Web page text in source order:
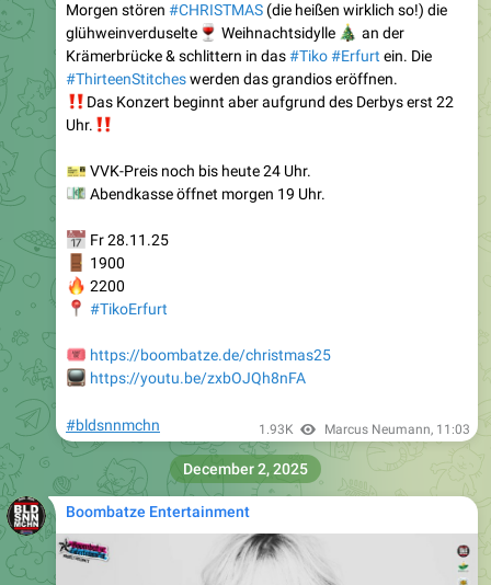
Morgen stören #CHRISTMAS (die heißen wirklich so!) die
glühweinverduselte
🍷Weihnachtsidylle
🎄an der
Krämerbrücke & schlittern in das#Tiko#Erfurt ein. Die
#ThirteenStitcheswerden das grandios eröffnen.
Das Konzert beginnt aber aufgrund des Derbys erst 22
Uhr.
VVK-Preis noch bis heute 24 Uhr.
Abendkasse öffnet morgen 19 Uhr.
Fr 28.11.25
1900
2200
#TikoErfurt
https://boombatze.de/christmas25
https://youtu.be/zxbOJQh8nFA
#bldsnnmchn 1.93K Marcus Neumann, 11:03
Boombatze Entertainment
December 2, 2025